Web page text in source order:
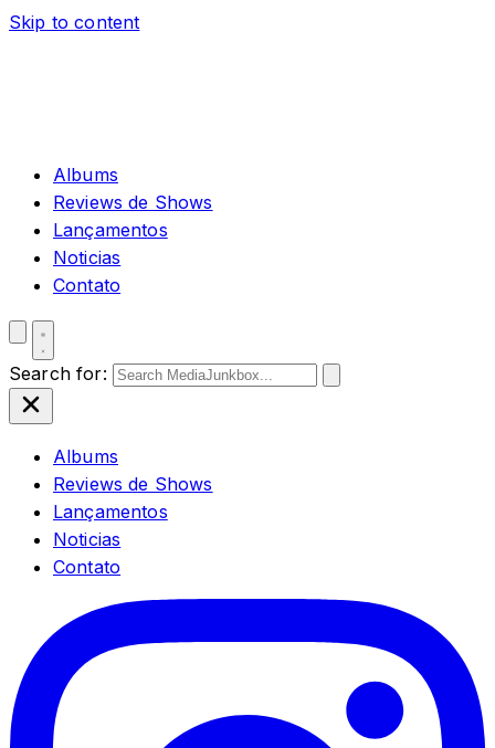
Skip to content
Albums
Reviews de Shows
Lançamentos
Noticias
Contato
Search for:
Albums
Reviews de Shows
Lançamentos
Noticias
Contato